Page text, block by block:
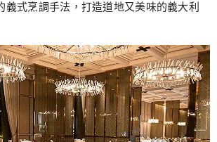
義式烹調手法，打造道地又美味的義大利